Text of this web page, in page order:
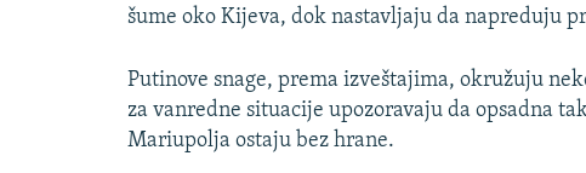
šume oko Kijeva, dok nastavljaju da napreduju
Putinove snage, prema izveštajima, okružuju
za vanredne situacije upozoravaju da opsadna
Mariupolja ostaju bez hrane.